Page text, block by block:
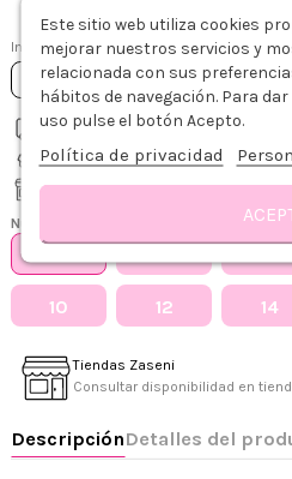
2,29 €
Impuestos incluidos
Envío gratis desde 75€
Recíbelo de 1-3 días hábiles
Recogida gratis en tienda
Números
10 12 14
Tiendas Zaseni
Consultar disponibilidad en
DescripciónDetalles del producto
+34 968 06 63 44 L-V 10:00 - 14:00
Este sitio web utiliza cookies
mejorar nuestros servicios y
relacionada con sus
hábitos de navegación. Para
uso pulse el botón Acepto.
Política de privacidad